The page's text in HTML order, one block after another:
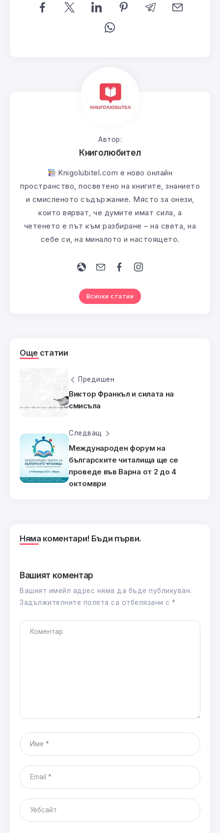
Автор:
Книголюбител
Knigolubitel.com е ново онлайн
пространство, посветено на книгите, знанието
и смисленото съдържание. Място за онези,
които вярват, че думите имат сила, а
четенето е път към разбиране – на света, на
себе си, на миналото и настоящето.
Всички статии
Още статии
Предишен
Виктор Франкъл и силата на
смисъла
Следващ
Международен форум на
българските читалища ще се
проведе във Варна от 2 до 4
октомври
Няма коментари! Бъди първи.
Вашият коментар
Вашият имейл адрес няма да бъде публикуван.
Задължителните полета са отбелязани с *